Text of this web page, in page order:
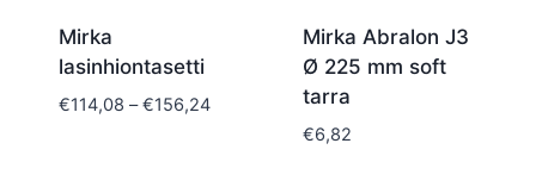
Mirka
lasinhiontasetti
€114,08 – €156,24Hintaluokka:
Mirka Abralon J3
Ø 225 mm soft
tarra
€6,82